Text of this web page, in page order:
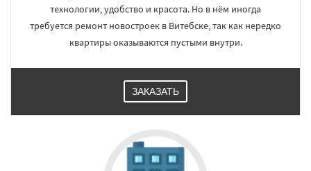
технологии, удобство и красота. Но в нём иногда
требуется ремонт новостроек в Витебске, так как нередко
квартиры оказываются пустыми внутри.
ЗАКАЗАТЬ